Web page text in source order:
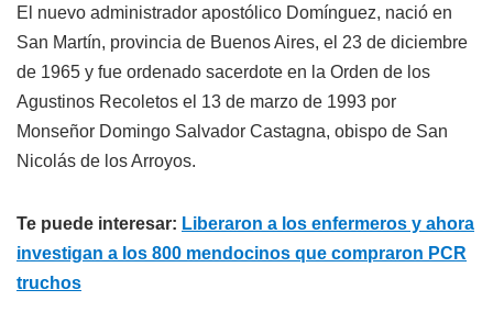
El nuevo administrador apostólico Domínguez, nació en
San Martín, provincia de Buenos Aires, el 23 de diciembre
de 1965 y fue ordenado sacerdote en la Orden de los
Agustinos Recoletos el 13 de marzo de 1993 por
Monseñor Domingo Salvador Castagna, obispo de San
Nicolás de los Arroyos.
Te puede interesar: Liberaron a los enfermeros y ahora
investigan a los 800 mendocinos que compraron PCR
truchos